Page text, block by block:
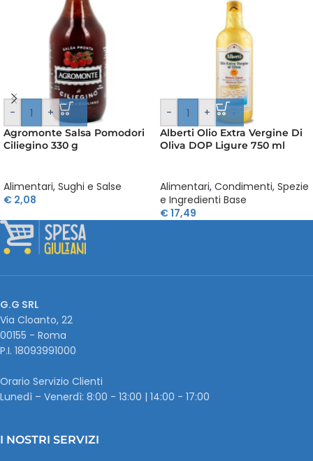
- +
Agromonte Salsa Pomodori
Ciliegino 330 g
Alimentari, Sughi e Salse
€ 2,08
- +
Alberti Olio Extra Vergine Di
Oliva DOP Ligure 750 ml
Alimentari, Condimenti, Spezie
e Ingredienti Base
€17,49
G.G SRL
Via Cloanto, 22
00155 - Roma
P.I. ‭18093991000
Orario Servizio Clienti
Lunedì – Venerdì: 8:00 - 13:00 | 14:00 - 17:00
I NOSTRI SERVIZI